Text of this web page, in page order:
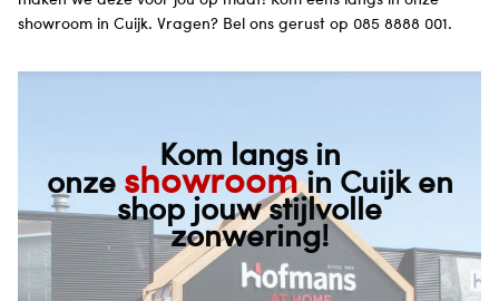
showroom in Cuijk. Vragen? Bel ons gerust op 085 8888 001.
Kom langs in
onze showroomin Cuijk en
shop jouw stijlvolle
zonwering!